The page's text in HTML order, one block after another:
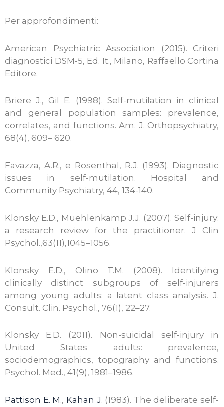
Per approfondimenti:
American Psychiatric Association (2015). Criteri
diagnostici DSM-5, Ed. It., Milano, Raffaello Cortina
Editore.
Briere J., Gil E. (1998). Self-mutilation in clinical
and general population samples: prevalence,
correlates, and functions. Am. J. Orthopsychiatry,
68(4), 609– 620.
Favazza, A.R., e Rosenthal, R.J. (1993). Diagnostic
issues in self-mutilation. Hospital and
Community Psychiatry, 44, 134-140.
Klonsky E.D., Muehlenkamp J.J. (2007). Self-injury:
a research review for the practitioner. J Clin
Psychol.,63(11),1045–1056.
Klonsky E.D., Olino T.M. (2008). Identifying
clinically distinct subgroups of self-injurers
among young adults: a latent class analysis. J.
Consult. Clin. Psychol., 76(1), 22–27.
Klonsky E.D. (2011). Non-suicidal self-injury in
United States adults: prevalence,
sociodemographics, topography and functions.
Psychol. Med., 41(9), 1981–1986.
Pattison E. M., Kahan J. (1983). The deliberate self-